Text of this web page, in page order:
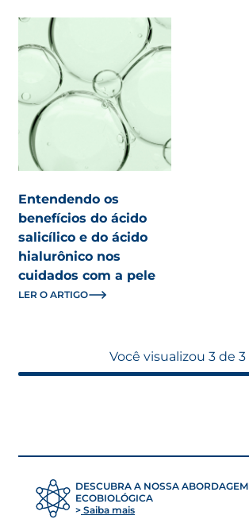
Entendendo os
benefícios do ácido
salicílico e do ácido
hialurônico nos
cuidados com a pele
LER O ARTIGO
Você visualizou 3 de 3
DESCUBRA A NOSSA ABORDAGEM
ECOBIOLÓGICA
Saiba mais